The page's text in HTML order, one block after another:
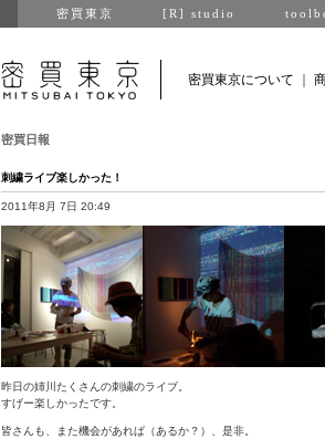
密買東京 [R] studio
密買東京について
密買日報
刺繍ライブ楽しかった！
2011年8月 7日 20:49
昨日の姉川たくさんの刺繍のライブ。
すげー楽しかったです。
皆さんも、また機会があれば（あるか？）、是非。